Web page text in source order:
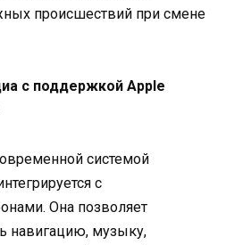
происшествий при смене
с поддержкой Apple
системой
с
Она позволяет
навигацию, музыку,